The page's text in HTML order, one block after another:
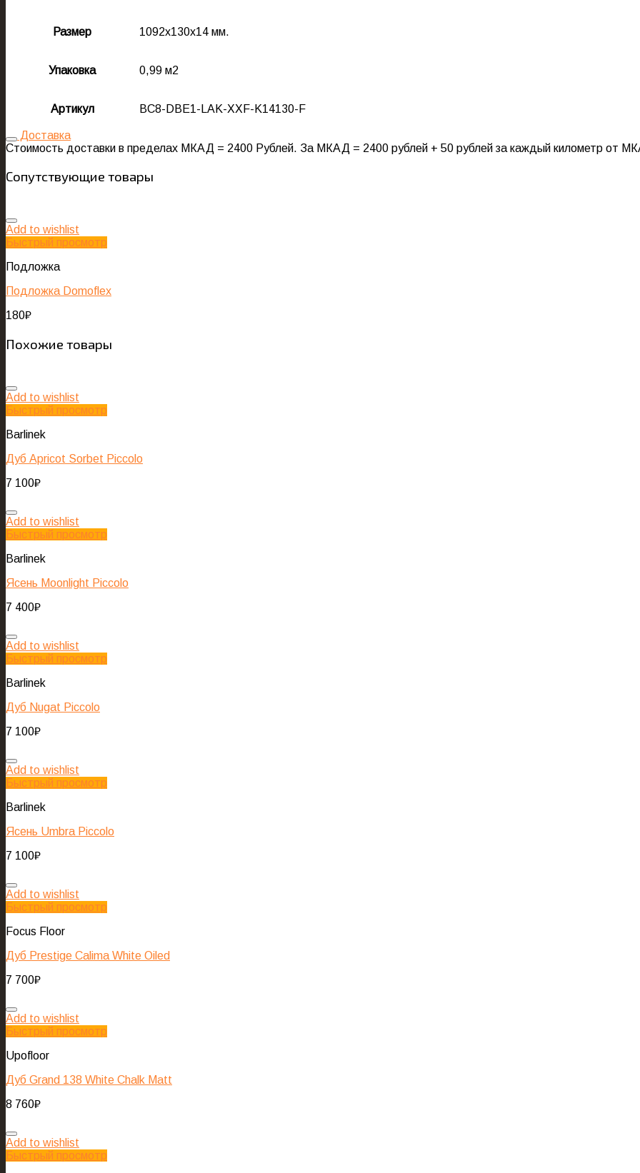
Размер 1092x130x14 мм.
Упаковка 0,99 м2
Артикул BC8-DBE1-LAK-XXF-K14130-F
Доставка
Стоимость доставки в пределах МКАД = 2400 Рублей. За МКАД = 2400 рублей + 50 рублей за каждый километр от
Сопутствующие товары
Add to wishlist
Быстрый просмотр
Подложка
Подложка Domoflex
180₽
Похожие товары
Add to wishlist
Быстрый просмотр
Barlinek
Дуб Apricot Sorbet Piccolo
7 100₽
Add to wishlist
Быстрый просмотр
Barlinek
Ясень Moonlight Piccolo
7 400₽
Add to wishlist
Быстрый просмотр
Barlinek
Дуб Nugat Piccolo
7 100₽
Add to wishlist
Быстрый просмотр
Barlinek
Ясень Umbra Piccolo
7 100₽
Add to wishlist
Быстрый просмотр
Focus Floor
Дуб Prestige Calima White Oiled
7 700₽
Add to wishlist
Быстрый просмотр
Upofloor
Дуб Grand 138 White Chalk Matt
8 760₽
Add to wishlist
Быстрый просмотр